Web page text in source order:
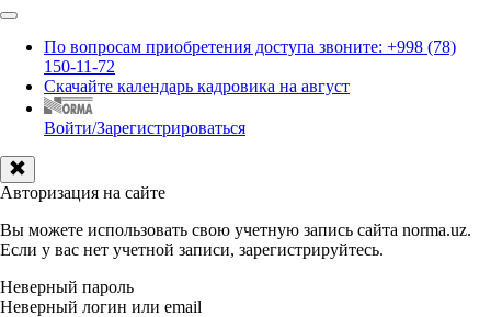
По вопросам приобретения доступа звоните: +998 (78)
150-11-72
Скачайте календарь кадровика на август
Войти/Зарегистрироваться
Авторизация на сайте
Вы можете использовать свою учетную запись сайта norma.uz.
Если у вас нет учетной записи, зарегистрируйтесь.
Неверный пароль
Неверный логин или email